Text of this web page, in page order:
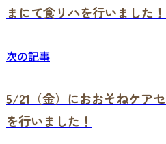
まにて食リハを行いました！
次の記事
5/21（金）におおそねケア
を行いました！